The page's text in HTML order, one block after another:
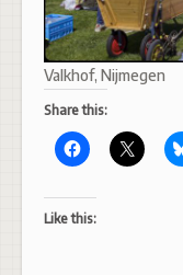
Valkhof, Nijmegen
Share this:
Like this: